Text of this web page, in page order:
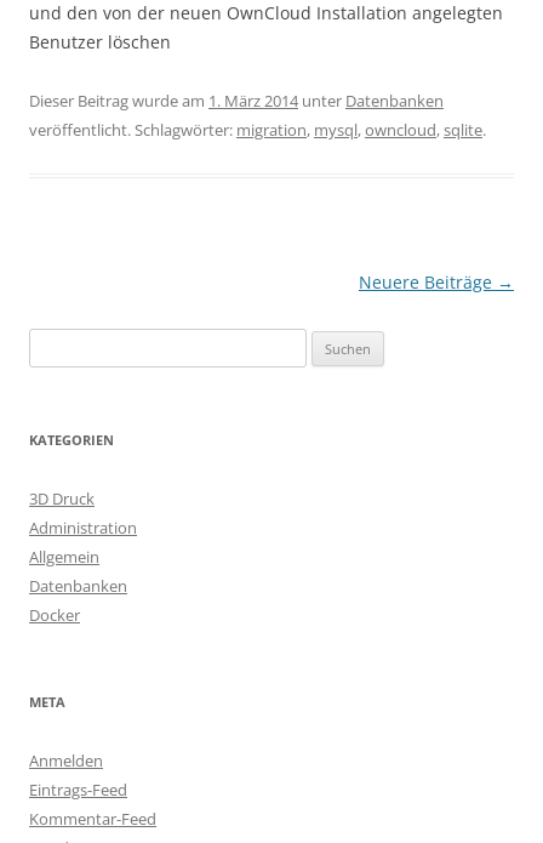
und den von der neuen OwnCloud Installation angelegten
Benutzer löschen
Dieser Beitrag wurde am 1. März 2014unter Datenbanken
veröffentlicht. Schlagwörter: migration, mysql,owncloud,sqlite.
Neuere Beiträge →
nach:
KATEGORIEN
3D Druck
Administration
Allgemein
Datenbanken
Docker
META
Anmelden
Eintrags-Feed
Kommentar-Feed